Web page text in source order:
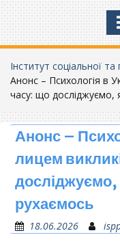
Інститут соціальної та
Анонс – Психологія в
часу: що досліджуємо,
Анонс –
лицем
рухаємось
18.06.2026